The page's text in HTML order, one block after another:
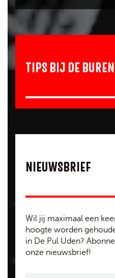
TIPS BIJ DE BUREN
NIEUWSBRIEF
Wil jij maximaal een
hoogte worden
in De Pul Uden?
onze nieuwsbrief!